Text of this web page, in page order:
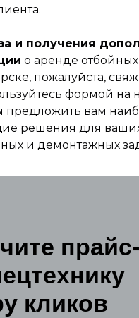
и получения
о аренде
пожалуйста,
формой на
предложить вам
решения для
и демонтажных
кликов